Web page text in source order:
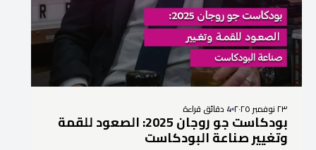
٢٣ نوفمبر ٢٠٢٥ 4 دقائق قراءة
بودكاست جو روجان 2025: الصعود للقمة
وتغيير صناعة البودكاست